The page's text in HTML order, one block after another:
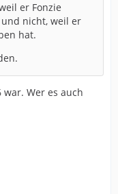
er Fonzie
nicht, weil er
hat.
Wer es auch